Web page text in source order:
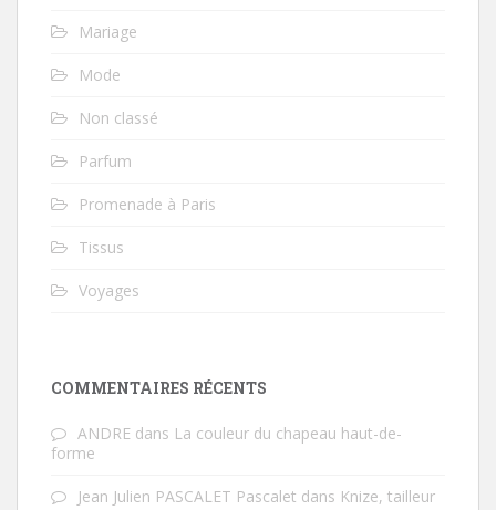
Mariage
Mode
Non classé
Parfum
Promenade à Paris
Tissus
Voyages
COMMENTAIRES RÉCENTS
ANDRE dans La couleur du chapeau haut-de-
forme
Jean Julien PASCALET Pascalet dans Knize, tailleur